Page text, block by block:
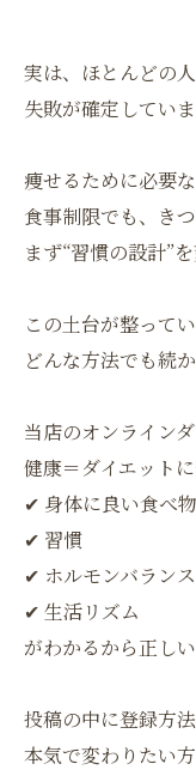
実は、ほとんどの
失敗が確定していま
痩せるために必要な
食事制限でも、き
まず“習慣の設計”を
この土台が整って
どんな方法でも続
当店のオンラインダ
健康＝ダイエットに
✔︎ 身体に良い食べ物
✔︎ 習慣
✔︎ ホルモンバランス
✔︎ 生活リズム
がわかるから正し
投稿の中に登録方
本気で変わりたい